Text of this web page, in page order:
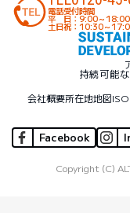
電話受付時間
平 日：9:00～18:00
土日祝：10:30～
持続可能
会社概要所在地地図
Facebook
Copyright (C)